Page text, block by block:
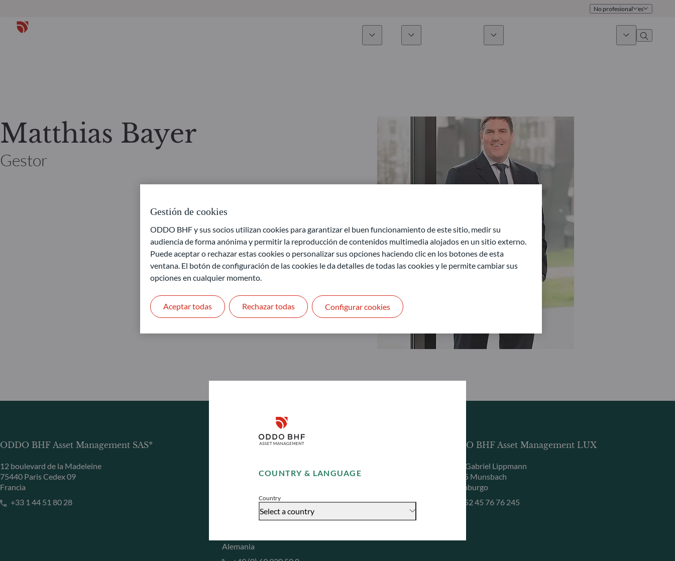
COUNTRY & LANGUAGE
Country
Select a country
Disclaimer
Accept
No profesional es
Cómo suscribirse
Publicaciones
Contacto
Matthias Bayer
Gestor
ODDO BHF Asset Management SAS*
12 boulevard de la Madeleine
75440 Paris Cedex 09
Francia
+33 1 44 51 80 28
ODDO BHF Asset Management GmbH
40217 Düsseldorf
+49 (0) 211 239 24 01
Alemania
ODDO BHF Asset Management LUX
6, rue Gabriel Lippmann
L-5365 Munsbach
Luxemburgo
+352 45 76 76 245
Gestión de cookies
ODDO BHF y sus socios utilizan cookies para garantizar el buen funcionamiento de este sitio, medir su
audiencia de forma anónima y permitir la reproducción de contenidos multimedia alojados en un sitio externo.
Puede aceptar o rechazar estas cookies o personalizar sus opciones haciendo clic en los botones de esta
ventana. El botón de configuración de las cookies le da detalles de todas las cookies y le permite cambiar sus
opciones en cualquier momento.
Rechazar todas
Aceptar todas Configurar cookies